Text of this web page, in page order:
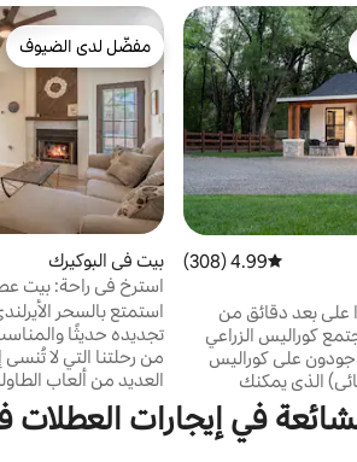
لدى الضيوف
متوسط التقييم 4.99 من 5، 308 مراجعات
4.99 (308)
على بعد دقائق من
كوراليس الزراعي
على كوراليس
الذي يمكنك
سوق المزارعين
ومصانع الجعة والمتاجر
يحتوي كاسيتا الذي
مفضّل لدى الضيوف
مفضّل لدى الضيوف
بيت في البوكيرك
استرخ في راحة: بيت
رائع
استمتع بالسحر
تجديده حديثًا
من رحلتنا التي لا
العديد من ألعاب
من حديقة نابضة
المحلية. على
الأقدام من مراكز
في إيجارات العطلات